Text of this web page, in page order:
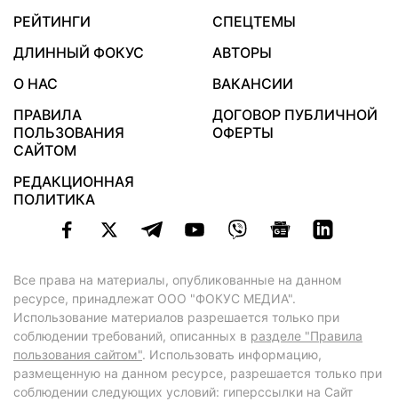
РЕЙТИНГИ
СПЕЦТЕМЫ
ДЛИННЫЙ ФОКУС
АВТОРЫ
О НАС
ВАКАНСИИ
ПРАВИЛА
ПОЛЬЗОВАНИЯ
САЙТОМ
ДОГОВОР ПУБЛИЧНОЙ
ОФЕРТЫ
РЕДАКЦИОННАЯ
ПОЛИТИКА
Все права на материалы, опубликованные на данном
ресурсе, принадлежат ООО "ФОКУС МЕДИА".
Использование материалов разрешается только при
соблюдении требований, описанных в разделе "Правила
пользования сайтом". Использовать информацию,
размещенную на данном ресурсе, разрешается только при
соблюдении следующих условий: гиперссылки на Сайт